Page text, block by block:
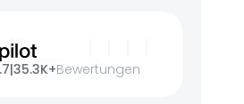
|35.3K+Bewertungen